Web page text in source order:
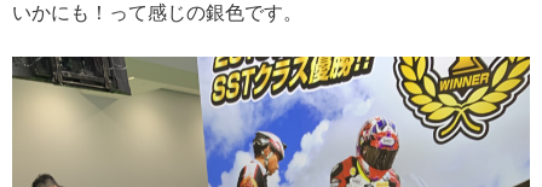
いかにも！って感じの銀色です。